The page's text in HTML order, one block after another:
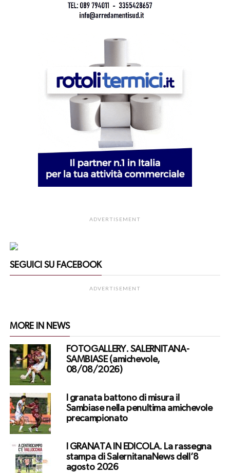
ADVERTISEMENT
SEGUICI SU FACEBOOK
ADVERTISEMENT
MORE IN NEWS
FOTOGALLERY. SALERNITANA-
SAMBIASE (amichevole,
08/08/2026)
I granata battono di misura il
Sambiase nella penultima amichevole
precampionato
I GRANATA IN EDICOLA. La rassegna
stampa di SalernitanaNews dell’8
agosto 2026